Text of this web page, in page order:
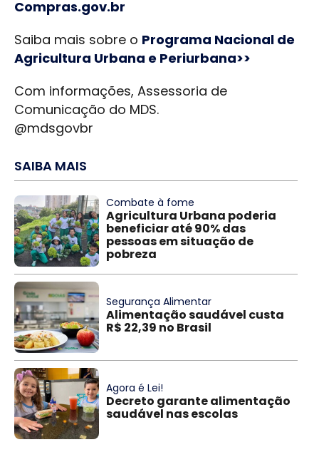
Compras.gov.br
Saiba mais sobre o Programa Nacional de
Agricultura Urbana e Periurbana>>
Com informações, Assessoria de
Comunicação do MDS.
@mdsgovbr
SAIBA MAIS
Combate à fome
Agricultura Urbana poderia
beneficiar até 90% das
pessoas em situação de
pobreza
Segurança Alimentar
Alimentação saudável custa
R$ 22,39 no Brasil
Agora é Lei!
Decreto garante alimentação
saudável nas escolas